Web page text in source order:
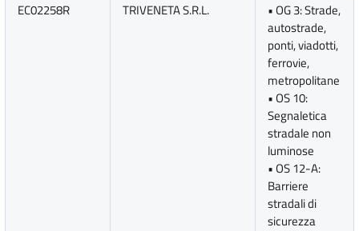
EC02258R TRIVENETA S.R.L.
• OG 3: Strade,
autostrade,
ponti, viadotti,
ferrovie,
metropolitane
• OS 10:
Segnaletica
stradale non
luminose
• OS 12-A:
Barriere
stradali di
sicurezza